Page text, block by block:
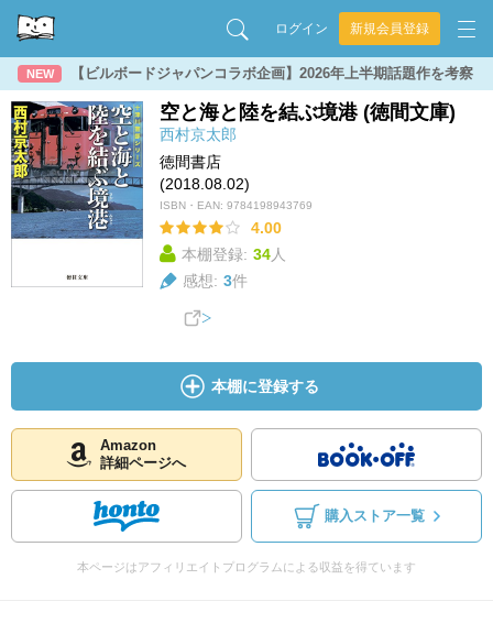
ログイン 新規会員登録
NEW 【ビルボードジャパンコラボ企画】2026年上半期話題作を考察
空と海と陸を結ぶ境港 (徳間文庫)
西村京太郎
徳間書店
(2018.08.02)
ISBN・EAN: 9784198943769
4.00
本棚登録: 34人
感想: 3件
本棚に登録する
Amazon
詳細ページへ
購入ストア一覧
本ページはアフィリエイトプログラムによる収益を得ています